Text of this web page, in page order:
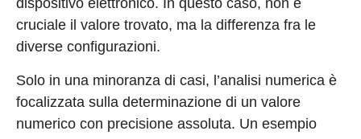
dispositivo elettronico. In questo caso, non è
cruciale il valore trovato, ma la differenza fra le
diverse configurazioni.
Solo in una minoranza di casi, l’analisi numerica è
focalizzata sulla determinazione di un valore
numerico con precisione assoluta. Un esempio